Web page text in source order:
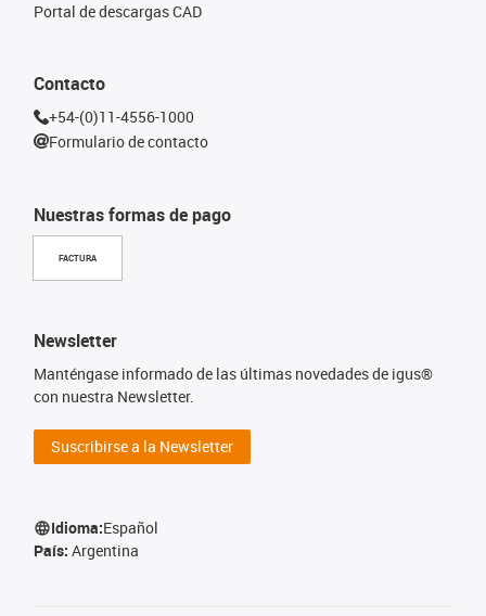
Nuestras formas de pago
FACTURA
Portal de descargas CAD
Contacto
+54-(0)11-4556-1000
Formulario de contacto
Newsletter
Manténgase informado de las últimas novedades de igus®
con nuestra Newsletter.
Suscribirse a la Newsletter
Idioma:Español
País: Argentina